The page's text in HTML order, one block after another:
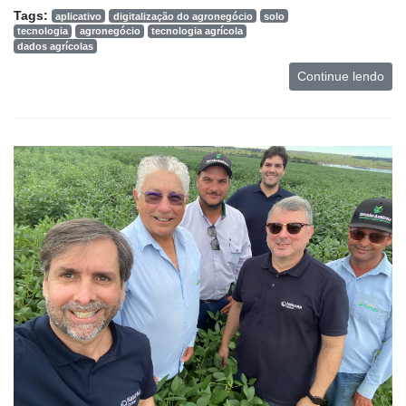
Análise
Agricultura
Vertical
Software
Empresarial
Tecnologia
para
Recursos
Hídricos
Membros
Liberali
Tags: aplicativo digitalização do agronegócio
solo
tecnologia
agronegócio
tecnologia agrícola
dados agrícolas
Continue lendo